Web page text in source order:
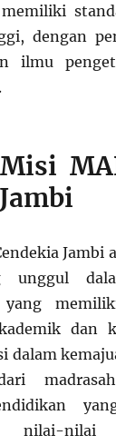
dengan
ilmu
Jambi
unggul
dan
dalam
nilai-nilai